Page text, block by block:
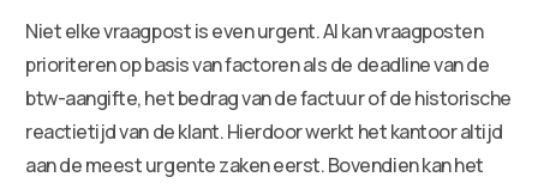
Niet elke vraagpost is even urgent. AI kan vraagposten
prioriteren op basis van factoren als de deadline van de
btw-aangifte, het bedrag van de factuur of de historische
reactietijd van de klant. Hierdoor werkt het kantoor altijd
aan de meest urgente zaken eerst. Bovendien kan het